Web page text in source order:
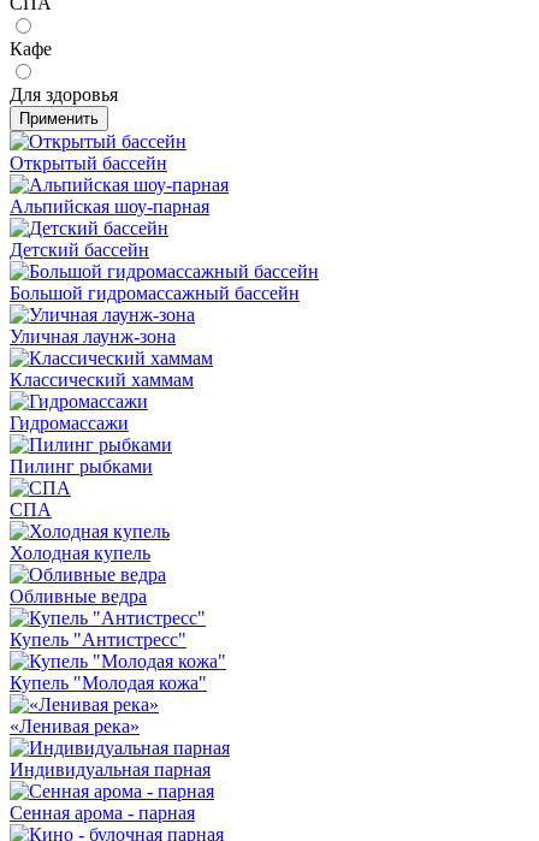
Кафе
Для здоровья
Применить
Открытый бассейн
Альпийская шоу-парная
Детский бассейн
Большой гидромассажный бассейн
Уличная лаунж-зона
Классический хаммам
Гидромассажи
Пилинг рыбками
СПА
Холодная купель
Обливные ведра
Купель "Антистресс"
Купель "Молодая кожа"
«Ленивая река»
Индивидуальная парная
Сенная арома - парная